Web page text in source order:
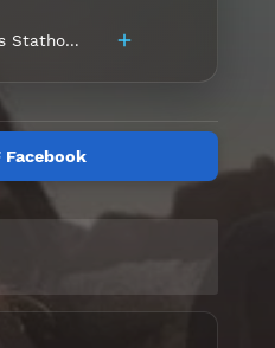
,Seray Yalçin
Facebook